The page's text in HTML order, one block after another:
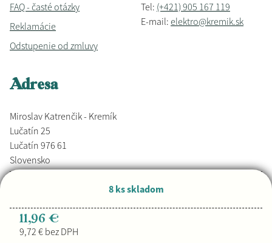
8 ks skladom
11,96 €
9,72 € bez DPH
FAQ - časté otázky
Reklamácie
Odstupenie od zmluvy
Tel: (+421) 905 167 119
E-mail: elektro@kremik.sk
Adresa
Miroslav Katrenčik - Kremík
Lučatín 25
Lučatín 976 61
Slovensko